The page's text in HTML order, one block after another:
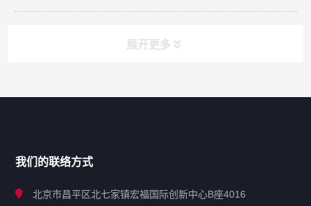
展开更多
我们的联络方式
北京市昌平区北七家镇宏福国际创新中心B座4016